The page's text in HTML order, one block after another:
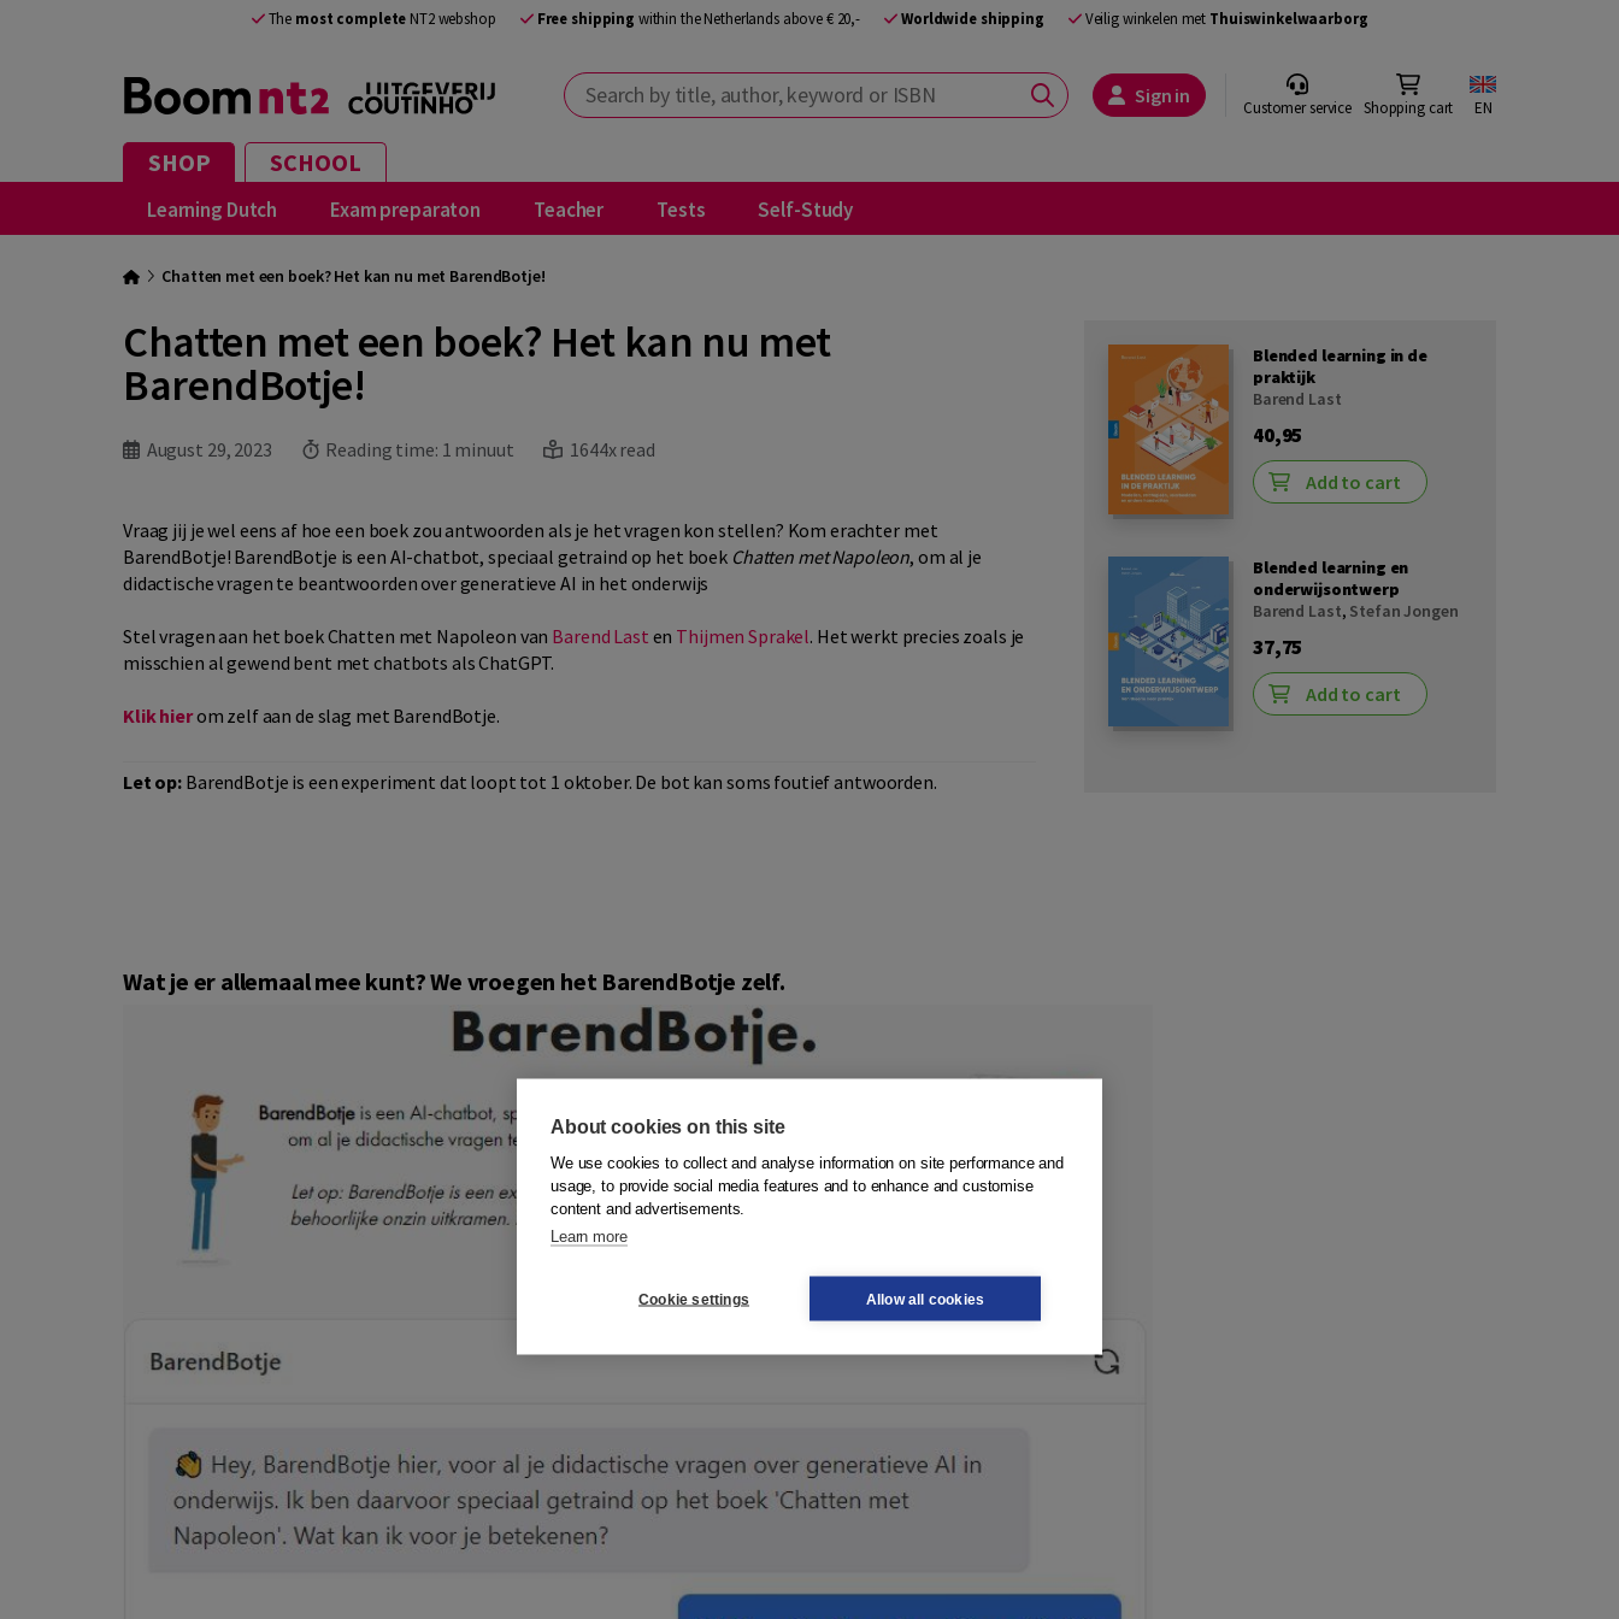
The most complete NT2 webshop Free shipping within the Netherlands above € 20,- Worldwide shipping Veilig winkelen met Thuiswinkelwaarborg
Search by title, author, keyword or ISBN Sign in Customer service Shopping cart EN
SHOP SCHOOL
Learning Dutch Exam preparaton Teacher Tests Self-Study
Chatten met een boek? Het kan nu met BarendBotje!
Chatten met een boek? Het kan nu met
BarendBotje!
August 29, 2023 Reading time: 1 minuut 1644x read
Vraag jij je wel eens af hoe een boek zou antwoorden als je het vragen kon stellen? Kom erachter met
BarendBotje! BarendBotje is een AI-chatbot, speciaal getraind op het boek Chatten met Napoleon, om al je
didactische vragen te beantwoorden over generatieve AI in het onderwijs
Stel vragen aan het boek Chatten met Napoleon van Barend Last en Thijmen Sprakel. Het werkt precies zoals je
misschien al gewend bent met chatbots als ChatGPT.
Klik hierom zelf aan de slag met BarendBotje.
Let op: BarendBotje is een experiment dat loopt tot 1 oktober. De bot kan soms foutief antwoorden.
Blended learning in de
praktijk
Barend Last
40,95
Add to cart
Blended learning en
onderwijsontwerp
Barend Last, Stefan Jongen
37,75
Add to cart
Wat je er allemaal mee kunt? We vroegen het BarendBotje zelf.
About cookies on this site
We use cookies to collect and analyse information on site performance and
usage, to provide social media features and to enhance and customise
content and advertisements.
Learn more
Cookie settings Allow all cookies